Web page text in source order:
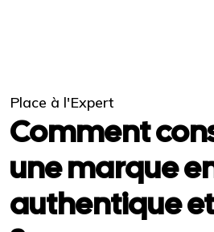
Place à l'Expert
Comment
une marque
authentique